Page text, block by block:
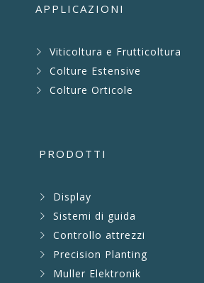
APPLICAZIONI
Viticoltura e Frutticoltura
Colture Estensive
Colture Orticole
PRODOTTI
Display
Sistemi di guida
Controllo attrezzi
Precision Planting
Muller Elektronik